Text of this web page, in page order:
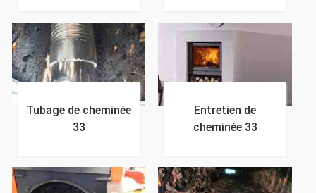
Tubage de cheminée
33
Entretien de
cheminée 33